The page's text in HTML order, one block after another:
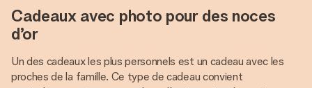
Cadeaux avec photo pour des noces
d’or
Un des cadeaux les plus personnels est un cadeau avec les
proches de la famille. Ce type de cadeau convient